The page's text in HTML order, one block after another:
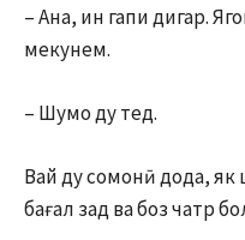
– Ана, ин гапи дигар.
мекунем.
– Шумо ду тед.
Вай ду сомонӣ дода,
бағал зад ва боз чатр